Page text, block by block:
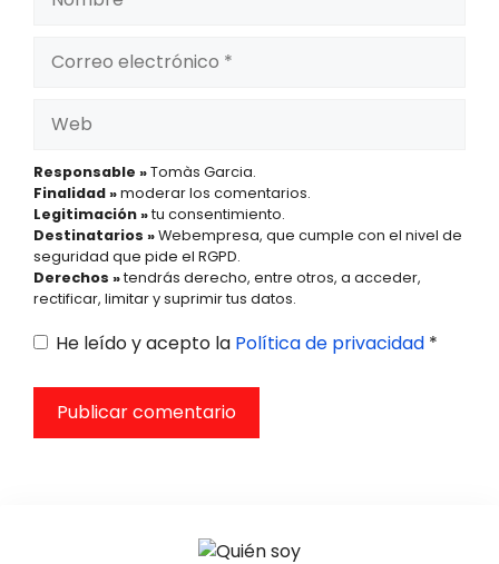
electrónico
Responsable »Tomàs Garcia.
Finalidad »moderar los comentarios.
Legitimación »tu consentimiento.
Destinatarios »Webempresa, que cumple con el nivel de
seguridad que pide el RGPD.
Derechos »tendrás derecho, entre otros, a acceder,
rectificar, limitar y suprimir tus datos.
He leído y acepto la Política de privacidad *